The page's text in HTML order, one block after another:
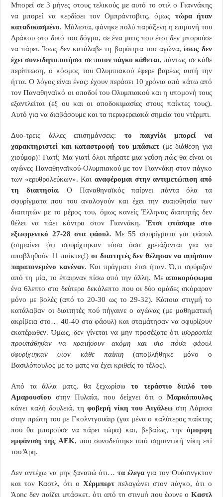
Μπορεί σε 3 μήνες στους τελικούς με αυτό το στιλ ο Γιαννάκης
να μπορεί να κερδίσει τον Ομπράντοβιτς, όμως τώρα ήταν
καταδικασμένο. Μάλιστα, φάνηκε πολύ παράξενη η επιμονή του
Δράκου στο δικό του δόγμα, σε ένα ματς που έτσι δεν μπορούσε
να πάρει. Ίσως δεν κατάλαβε τη βαρύτητα του αγώνα,ίσως δεν
έχει συνειδητοποιήσει σε ποιον πάγκο κάθεται, πάντως σε κάθε
περίπτωση, ο κόσμος του Ολυμπιακού έφερε βαρέως αυτή την
ήττα. Ο λόγος είναι ένας: έχουν περάσει 10 χρόνια από κάτω από
τον Παναθηναϊκό οι οπαδοί του Ολυμπιακού και η υπομονή τους
εξαντλείται (εξ ου και οι αποδοκιμασίες στους παίκτες τους).
Αυτό για να διαβάσουμε και τα περιφερειακά σημεία του ντέρμπι.
Δυο-τρεις άλλες επισημάνσεις: το παιχνίδι μπορεί να
χαρακτηριστεί και καταστροφή του μπάσκετ (με διάθεση για
χιούμορ)! Γιατί; Μα γιατί όλοι πήρατε μια γεύση πώς θα είναι οι
αγώνες Παναθηναϊκού-Ολυμπιακού με τον Γιαννάκη στον πάγκο
των «ερυθρολεύκων». Και αναφέρομαι στην αντιμετώπιση από
τη διαιτησία. Ο Παναθηναϊκός παίρνει πάντα όλα τα
σφυρίγματα που του αναλογούν και έχει την ευαισθησία των
διαιτητών με το μέρος του, όμως κανείς Έλληνας διαιτητής δεν
θέλει να πάει κόντρα στον Γιαννάκη.Έτσι φτάσαμε στο
εξωφρενικό 27-28 στα φάουλ. Με 55 σφυρίγματα για φάουλ
(σημαίνει ότι σφυρίχτηκαν τόσα όσα χρειάζονται για να
αποβληθούν 11 παίκτες!) οι διαιτητές δεν θέλησαν να αφήσουν
παραπονεμένο κανέναν. Και πράγματι έτσι ήταν. Ό,τι σφύριζαν
από τη μία, το έπαιρναν πίσω από την άλλη. Με αποκορύφωμα
ένα 6λεπτο στο δεύτερο δεκάλεπτο που οι δύο ομάδες σκόραραν
μόνο με βολές (από το 20-30 ως το 29-32). Κάποια στιγμή το
κατάλαβαν οι διαιτητές πού πήγαινε ο αγώνας (με μαθηματική
ακρίβεια στο… 40-40 στα φάουλ) και σταμάτησαν να σφυρίζουν
εκατέρωθεν. Όμως, δεν γίνεται να μην προσέξατε ότι ισορροπία
προσπάθησαν να κρατήσουν ακόμη και στο πόσα φάουλ
σφυρίχτηκαν στον κάθε παίκτη (αποβλήθηκε μόνο ο
Βασιλόπουλος με το ματς να έχει κριθείς το τέλος).
Από τα άλλα ματς, θα ξεχωρίσω το τεράστιο διπλό του
Αμαρουσίουστην Πυλαία, που δείχνει ότι ο Μαρκόπουλος
κάνει καλή δουλειά, τηφοβερή νίκη του Αιγάλεωστη Λάρισα
στην πρώτη του με Γκολντγουάιρ (για μένα ο καλύτερος παίκτης
που θα μπορούσε να πάρει τώρα) και, βεβαίως, την όμορφη
εμφάνιση της ΑΕΚ, που συνοδεύτηκε από σημαντική νίκη επί
του Άρη.
Δεν αντέχω να μην ξαναπώ ότι…τα έλεγα για τον Ουάσινγκτον
και τον Καστλ, ότι ο Χέρμπερτ πελαγώνει στον πάγκο, ότι ο
Άρης δεν παίζει μπάσκετ, ότι από τη στιγμή που έφυγε ο Καστλ